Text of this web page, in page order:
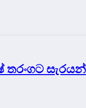
තරංගට